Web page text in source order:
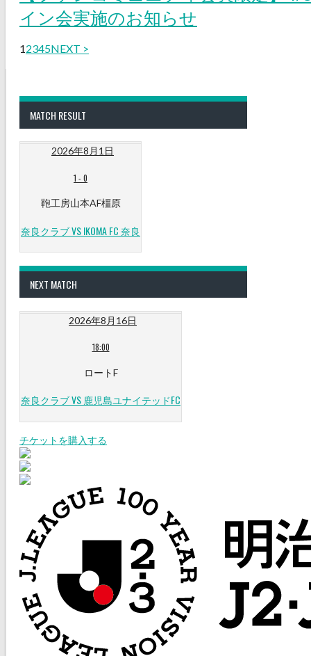
イン会実施のお知らせ
12345NEXT >
MATCH RESULT
2026年8月1日
1 - 0
鞄工房山本AF橿原
奈良クラブ VS IKOMA FC 奈良
NEXT MATCH
2026年8月16日
18:00
ロートF
奈良クラブ VS 鹿児島ユナイテッドFC
チケットを購入する